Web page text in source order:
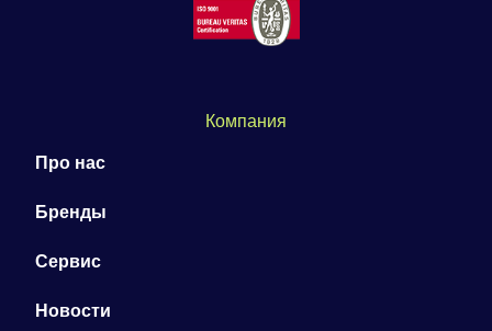
Компания
Про нас
Бренды
Сервис
Новости